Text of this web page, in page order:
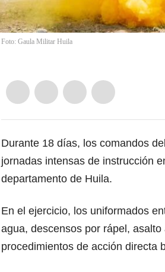
Foto: Gaula Militar Huila
Durante 18 días, los comandos
jornadas intensas de instrucción
departamento de Huila.
En el ejercicio, los uniformados
agua, descensos por rápel,
procedimientos de acción directa